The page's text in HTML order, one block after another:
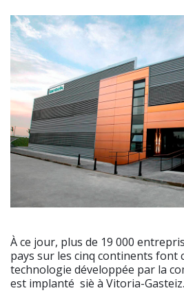
À ce jour, plus de 19 000
pays sur les cinq continents font
technologie développée par la
est implanté siè à Vitoria-Gasteiz.